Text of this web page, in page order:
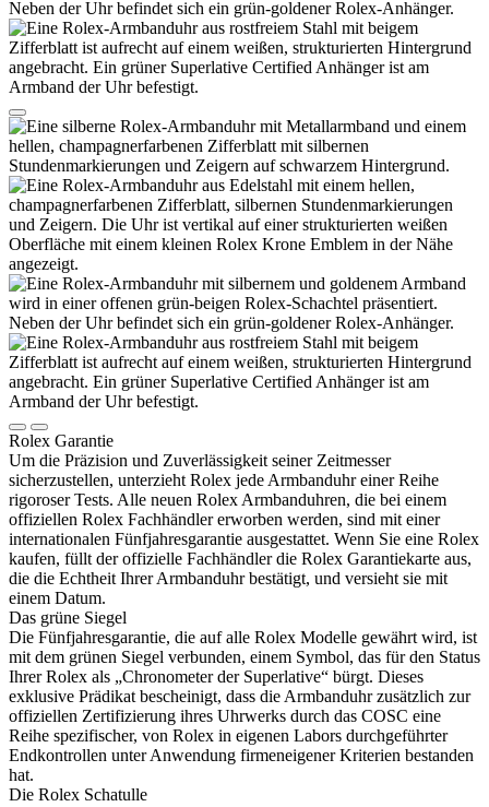
Rolex Garantie
Um die Präzision und Zuverlässigkeit seiner Zeitmesser
sicherzustellen, unterzieht Rolex jede Armbanduhr einer Reihe
rigoroser Tests. Alle neuen Rolex Armbanduhren, die bei einem
offiziellen Rolex Fachhändler erworben werden, sind mit einer
internationalen Fünfjahres­garantie ausgestattet. Wenn Sie eine Rolex
kaufen, füllt der offizielle Fachhändler die Rolex Garantiekarte aus,
die die Echtheit Ihrer Armbanduhr bestätigt, und versieht sie mit
einem Datum.
Das grüne Siegel
Die Fünfjahresgarantie, die auf alle Rolex Modelle gewährt wird, ist
mit dem grünen Siegel verbunden, einem Symbol, das für den Status
IhrerRolex als „Chronometer der Superlative“ bürgt. Dieses
exklusive Prädikat bescheinigt, dass die Armbanduhr zusätzlich zur
offiziellen Zertifizierung ihres Uhrwerks durch das COSC eine
Reihe spezifischer, von Rolex in eigenen Labors durchgeführter
Endkontrollen unter Anwendung firmeneigener Kriterien bestanden
hat.
Die Rolex Schatulle